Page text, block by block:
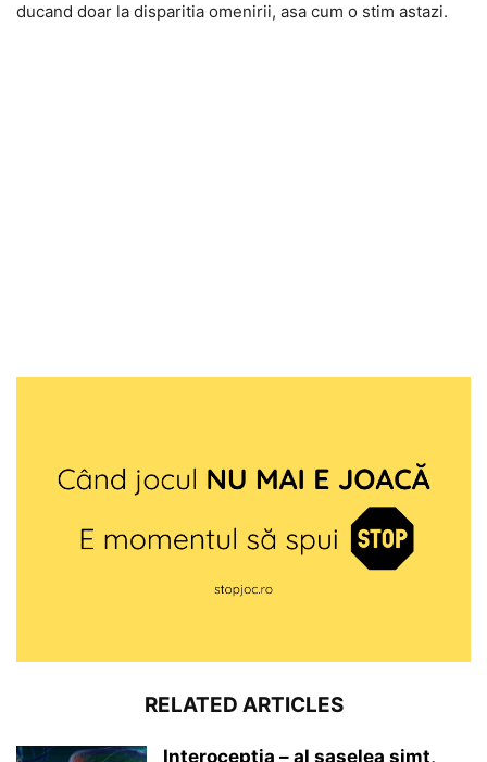
ducand doar la disparitia omenirii, asa cum o stim astazi.
RELATED ARTICLES
Interocepţia – al șaselea simț,